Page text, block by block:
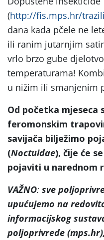
(http://fis.mps.hr/
dana kada pčele ne
ili ranim jutarnjim
vrlo brzo gube
temperaturama!
u nižim ili smanjenim
Od početka mjeseca
feromonskim
savijača bilježimo
(Noctuidae), čije će
pojaviti u narednom
VAŽNO: sve
upućujemo na
informacijskog
poljoprivrede